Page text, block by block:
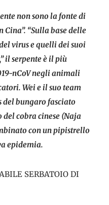
non sono la fonte di
“Sulla base delle
virus e quelli dei suoi
il serpente è il più
nCoV negli animali
Wei e il suo team
del bungaro fasciato
cobra cinese (Naja
con un pipistrello
epidemia.
SERBATOIO DI